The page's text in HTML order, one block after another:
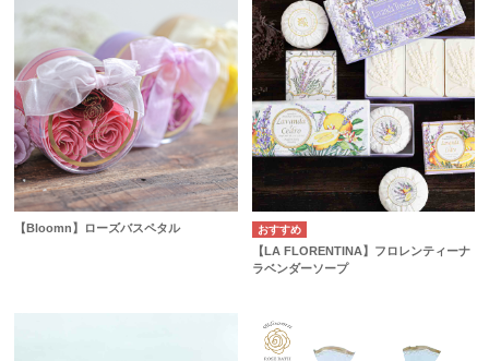
【Bloomn】ローズバスペタル
【LA FLORENTINA】フロレンティーナ
ラベンダーソープ